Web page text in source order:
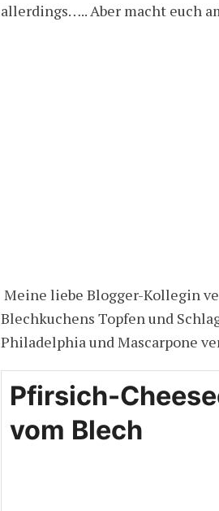
allerdings….. Aber macht euch
Meine liebe Blogger-Kollegin
Blechkuchens Topfen und
Philadelphia und Mascarpone
Pfirsich-
vom Blech